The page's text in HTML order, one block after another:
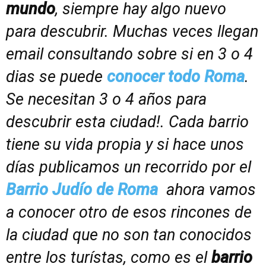
mundo, siempre hay algo nuevo
para descubrir. Muchas veces llegan
email consultando sobre si en 3 o 4
dias se puede conocer todo Roma.
Se necesitan 3 o 4 años para
descubrir esta ciudad!. Cada barrio
tiene su vida propia y si hace unos
días publicamos un recorrido por el
Barrio Judío de Roma ahora vamos
a conocer otro de esos rincones de
la ciudad que no son tan conocidos
entre los turístas, como es elbarrio